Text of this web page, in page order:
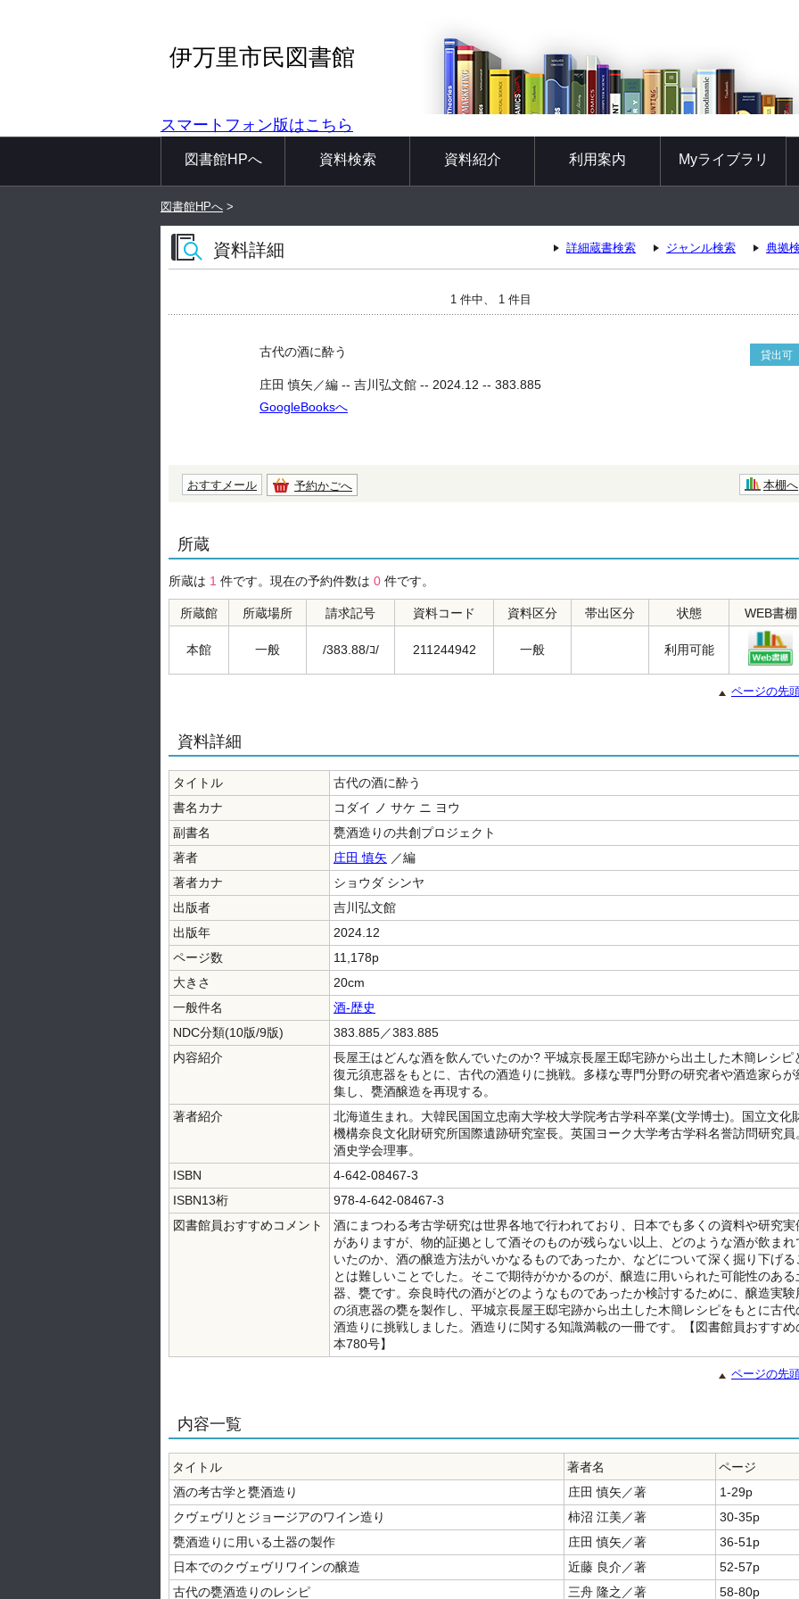
伊万里市民図書館
スマートフォン版はこちら
図書館HPへ 資料検索 資料紹介 利用案内 Myライブラリ
図書館HPへ >
資料詳細 詳細蔵書検索 ジャンル検索 典拠
1 件中、 1 件目
古代の酒に酔う 貸出可
庄田 慎矢／編 -- 吉川弘文館 -- 2024.12 -- 383.885
GoogleBooksへ
おすすメール 予約かごへ 本棚へ
所蔵
所蔵は 1 件です。現在の予約件数は 0 件です。
所蔵館 所蔵場所 請求記号 資料コード 資料区分 帯出区分 状態 WEB書棚
本館 一般 /383.88/ｺ/ 211244942 一般 利用可能
ページの先
資料詳細
タイトル
古代の酒に酔う
書名カナ
コダイ ノ サケ ニ ヨウ
副書名
甕酒造りの共創プロジェクト
著者
庄田 慎矢 ／編
著者カナ
ショウダ シンヤ
出版者
吉川弘文館
出版年
2024.12
ページ数
11,178p
大きさ
20cm
一般件名
酒-歴史
NDC分類(10版/9版)
383.885／383.885
内容紹介
長屋王はどんな酒を飲んでいたのか? 平城京長屋王邸宅跡から出土した木簡レシピ
復元須恵器をもとに、古代の酒造りに挑戦。多様な専門分野の研究者や酒造家らが
集し、甕酒醸造を再現する。
著者紹介
北海道生まれ。大韓民国国立忠南大学校大学院考古学科卒業(文学博士)。国立文化
機構奈良文化財研究所国際遺跡研究室長。英国ヨーク大学考古学科名誉訪問研究員
酒史学会理事。
ISBN
4-642-08467-3
ISBN13桁
978-4-642-08467-3
図書館員おすすめコメント
酒にまつわる考古学研究は世界各地で行われており、日本でも多くの資料や研究実
がありますが、物的証拠として酒そのものが残らない以上、どのような酒が飲まれ
いたのか、酒の醸造方法がいかなるものであったか、などについて深く掘り下げる
とは難しいことでした。そこで期待がかかるのが、醸造に用いられた可能性のある
器、甕です。奈良時代の酒がどのようなものであったか検討するために、醸造実験
の須恵器の甕を製作し、平城京長屋王邸宅跡から出土した木簡レシピをもとに古代
酒造りに挑戦しました。酒造りに関する知識満載の一冊です。【図書館員おすすめ
本780号】
ページの先
内容一覧
タイトル 著者名
ページ
酒の考古学と甕酒造り
庄田 慎矢／著
1-29p
クヴェヴリとジョージアのワイン造り
柿沼 江美／著
30-35p
甕酒造りに用いる土器の製作
庄田 慎矢／著
36-51p
日本でのクヴェヴリワインの醸造
近藤 良介／著
52-57p
古代の甕酒造りのレシピ
三舟 隆之／著 58-80p